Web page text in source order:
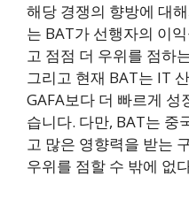
해당 경쟁의 향방에 대
는 BAT가 선행자의 이
고 점점 더 우위를 점하
그리고 현재 BAT는 IT
GAFA보다 더 빠르게 성
습니다. 다만, BAT는 중
고 많은 영향력을 받는
우위를 점할 수 밖에 없